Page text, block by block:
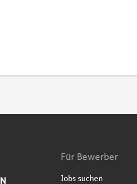
Für Bewerber
Jobs suchen